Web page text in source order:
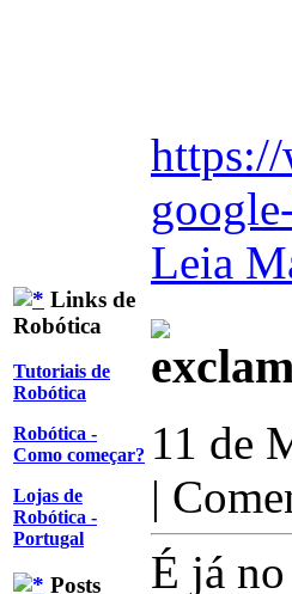
Links de
Robótica
Tutoriais de
Robótica
Robótica -
Como começar?
Lojas de
Robótica -
Portugal
Posts
Leia
11 de
|
É já